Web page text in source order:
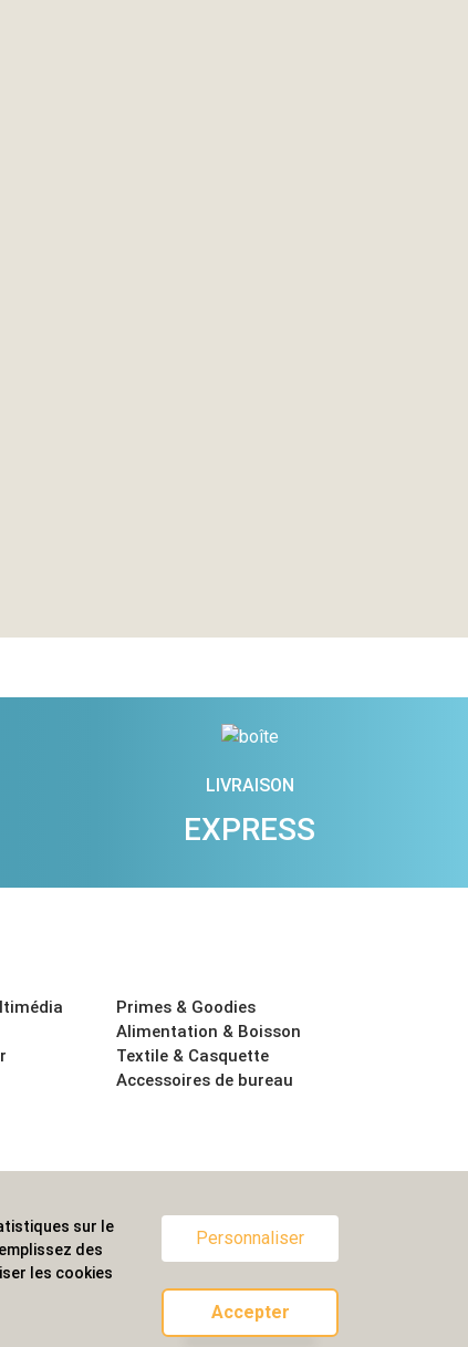
LIVRAISON
EXPRESS
Primes & Goodies
Alimentation & Boisson
Textile & Casquette
Accessoires de bureau
sur le
des
les cookies
Personnaliser
Accepter